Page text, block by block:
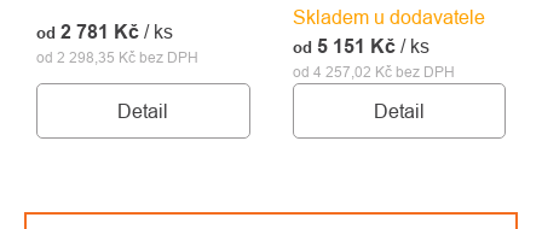
od 2 298,35 Kč bez DPH
od 2 781 Kč / ks
Detail
Skladem u dodavatele
od 4 257,02 Kč bez DPH
od 5 151 Kč / ks
Detail